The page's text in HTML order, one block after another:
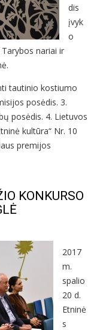
dis
įvyk
o
nariai ir
tautinio kostiumo
posėdis. 3.
posėdis. 4. Lietuvos
kultūra“ Nr. 10
premijos
KONKURSO
2017
m.
spalio
20 d.
Etninė
s